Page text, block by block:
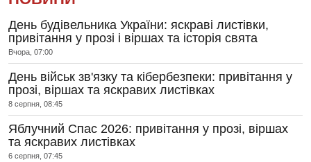
День будівельника України: яскраві листівки,
привітання у прозі і віршах та історія свята
Вчора, 07:00
День військ зв'язку та кібербезпеки: привітання у
прозі, віршах та яскравих листівках
8 серпня, 08:45
Яблучний Спас 2026: привітання у прозі, віршах
та яскравих листівках
6 серпня, 07:45